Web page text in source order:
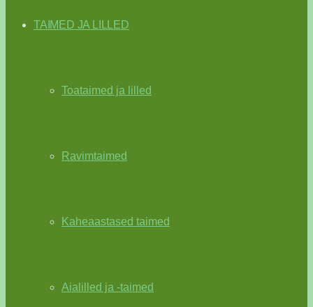
TAIMED JA LILLED
Toataimed ja lilled
Ravimtaimed
Kaheaastased taimed
Aialilled ja -taimed